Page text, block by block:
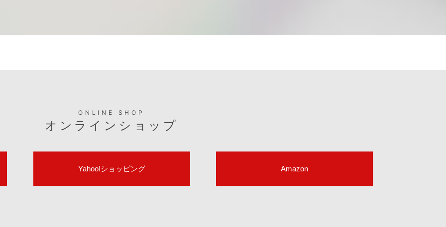
ONLINE SHOP
オンラインショップ
Yahoo!ショッピング Amazon